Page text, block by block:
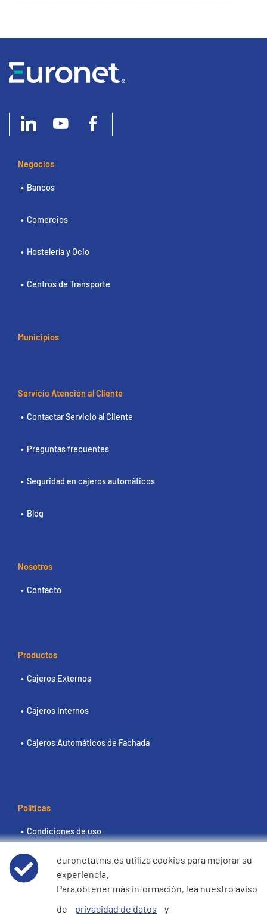
Negocios
Bancos
Comercios
Hostelería y Ocio
Centros de Transporte
Municipios
Servicio Atención al Cliente
Contactar Servicio al Cliente
Preguntas frecuentes
Seguridad en cajeros automáticos
Blog
Nosotros
Contacto
Productos
Cajeros Externos
Cajeros Internos
Cajeros Automáticos de Fachada
Políticas
Condiciones de uso
Aviso de privacidad de datos
Política de cookies
euronetatms.es utiliza cookies para mejorar su
experiencia.
Para obtener más información, lea nuestro aviso
de
privacidad de datos y